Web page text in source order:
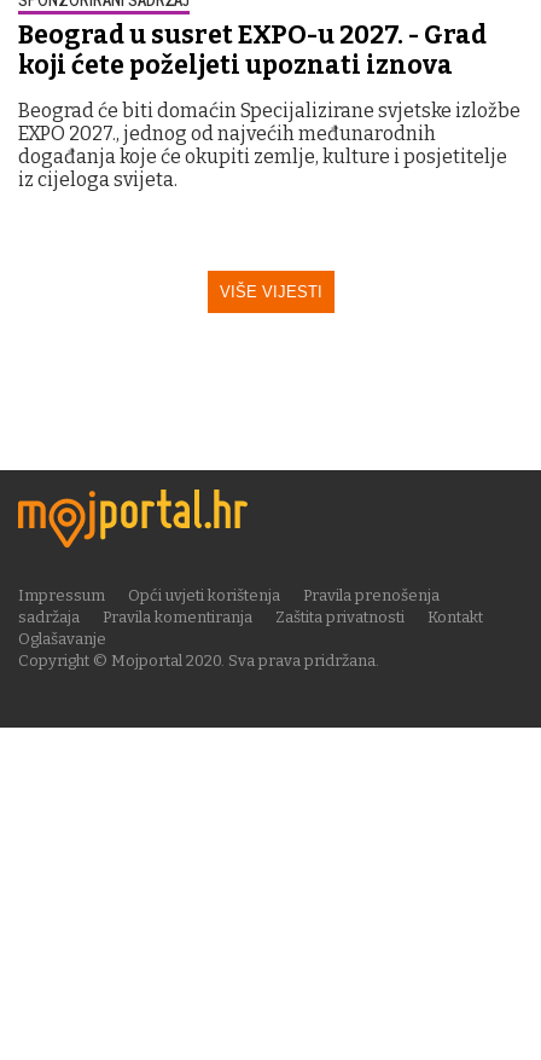
Beograd u susret EXPO-u 2027. - Grad
koji ćete poželjeti upoznati iznova
Beograd će biti domaćin Specijalizirane svjetske izložbe
EXPO 2027., jednog od najvećih međunarodnih
događanja koje će okupiti zemlje, kulture i posjetitelje
iz cijeloga svijeta.
VIŠE VIJESTI
Copyright © Mojportal 2020. Sva prava pridržana.
Impressum Opći uvjeti korištenja
Pravila prenošenja
sadržaja
Pravila komentiranja Zaštita privatnosti
Kontakt
Oglašavanje